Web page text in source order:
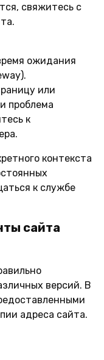
свяжитесь с
ожидания
или
проблема
к
контекста
к службе
сайта
версий. В
адреса сайта.